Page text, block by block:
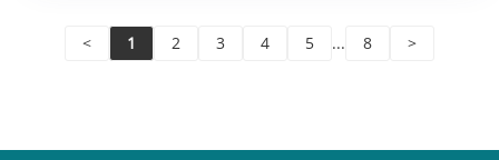
< 1 2 3 4 5 ... 8 >